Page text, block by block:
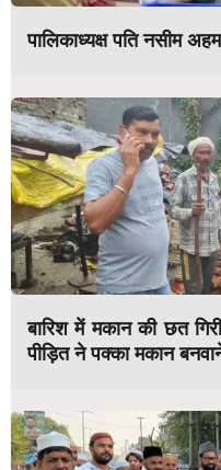
पालिकाध्यक्ष पति नसीम
बारिश में मकान की छत
पीड़ित ने पक्का मकान